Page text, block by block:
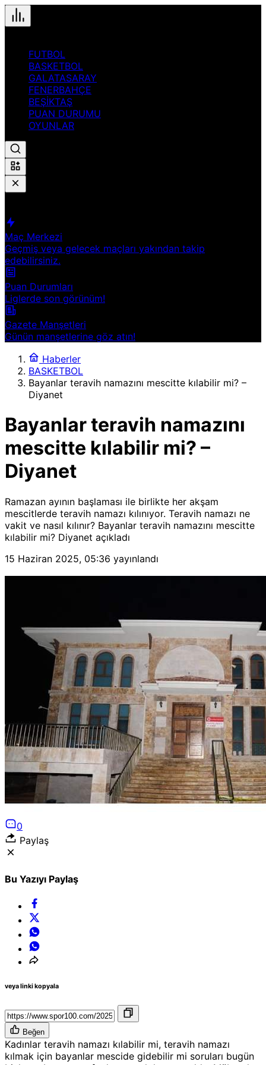
FUTBOL
BASKETBOL
GALATASARAY
FENERBAHÇE
BEŞİKTAŞ
PUAN DURUMU
OYUNLAR
Maç Merkezi
Geçmiş veya gelecek maçları yakından takip
edebilirsiniz.
Puan Durumları
Liglerde son görünüm!
Gazete Manşetleri
Günün manşetlerine göz atın!
Haberler
BASKETBOL
Bayanlar teravih namazını mescitte kılabilir mi? –
Diyanet
Bayanlar teravih namazını
mescitte kılabilir mi? –
Diyanet
Ramazan ayının başlaması ile birlikte her akşam
mescitlerde teravih namazı kılınıyor. Teravih namazı ne
vakit ve nasıl kılınır? Bayanlar teravih namazını mescitte
kılabilir mi? Diyanet açıkladı
15 Haziran 2025, 05:36 yayınlandı
0
Paylaş
Bu Yazıyı Paylaş
veya linki kopyala
Beğen
Kadınlar teravih namazı kılabilir mi, teravih namazı
kılmak için bayanlar mescide gidebilir mi soruları bugün